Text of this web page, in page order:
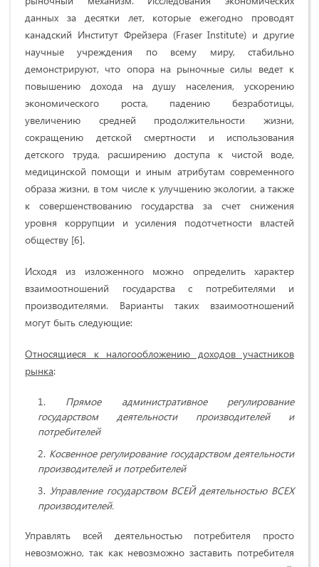
данных за десятки лет, которые ежегодно проводят
канадский Институт Фрейзера (Fraser Institute) и другие
научные учреждения по всему миру, стабильно
демонстрируют, что опора на рыночные силы ведет к
повышению дохода на душу населения, ускорению
экономического роста, падению безработицы,
увеличению средней продолжительности жизни,
сокращению детской смертности и использования
детского труда, расширению доступа к чистой воде,
медицинской помощи и иным атрибутам современного
образа жизни, в том числе к улучшению экологии, а также
к совершенствованию государства за счет снижения
уровня коррупции и усиления подотчетности властей
обществу [6].
Исходя из изложенного можно определить характер
взаимоотношений государства с потребителями и
производителями. Варианты таких взаимоотношений
могут быть следующие:
Относящиеся к налогообложению доходов участников
рынка:
Прямое административное регулирование
государством деятельности производителей и
потребителей
Косвенное регулирование государством деятельности
производителей и потребителей
Управление государством ВСЕЙ деятельностью ВСЕХ
производителей.
Управлять всей деятельностью потребителя просто
невозможно, так как невозможно заставить потребителя